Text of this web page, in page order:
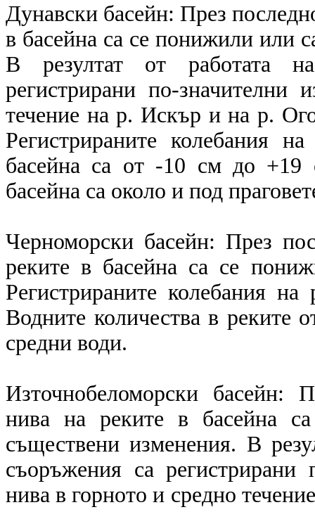
Дунавски басейн: През
в басейна са се понижили или
В резултат от работата
регистрирани по-
течение на р. Искър и на р.
Регистрираните колебания
басейна са от -10 см до +19
басейна са около и под
Черноморски басейн: През
реките в басейна са се
Регистрираните колебания
Водните количества в реките
средни води.
Източнобеломорски басейн:
нива на реките в басейна
съществени изменения. В
съоръжения са регистрирани
нива в горното и средно